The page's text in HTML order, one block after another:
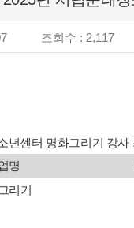
조회수 : 2,117
년센터 명화그리기 강사
명
리기